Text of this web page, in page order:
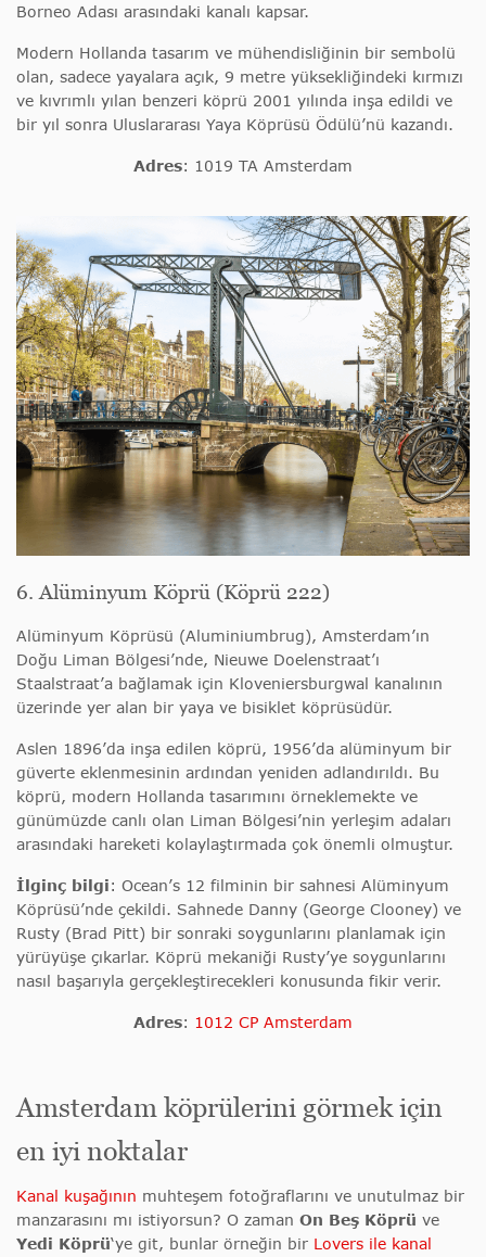
Borneo Adası arasındaki kanalı kapsar.
Modern Hollanda tasarım ve mühendisliğinin bir sembolü
olan, sadece yayalara açık, 9 metre yüksekliğindeki kırmızı
ve kıvrımlı yılan benzeri köprü 2001 yılında inşa edildi ve
bir yıl sonra Uluslararası Yaya Köprüsü Ödülü’nü kazandı.
Adres: 1019 TA Amsterdam
6. Alüminyum Köprü (Köprü 222)
Alüminyum Köprüsü (Aluminiumbrug), Amsterdam’ın
Doğu Liman Bölgesi’nde, Nieuwe Doelenstraat’ı
Staalstraat’a bağlamak için Kloveniersburgwal kanalının
üzerinde yer alan bir yaya ve bisiklet köprüsüdür.
Aslen 1896’da inşa edilen köprü, 1956’da alüminyum bir
güverte eklenmesinin ardından yeniden adlandırıldı. Bu
köprü, modern Hollanda tasarımını örneklemekte ve
günümüzde canlı olan Liman Bölgesi’nin yerleşim adaları
arasındaki hareketi kolaylaştırmada çok önemli olmuştur.
İlginç bilgi: Ocean’s 12 filminin bir sahnesi Alüminyum
Köprüsü’nde çekildi. Sahnede Danny (George Clooney) ve
Rusty (Brad Pitt) bir sonraki soygunlarını planlamak için
yürüyüşe çıkarlar. Köprü mekaniği Rusty’ye soygunlarını
nasıl başarıyla gerçekleştirecekleri konusunda fikir verir.
Adres: 1012 CP Amsterdam
Amsterdam köprülerini görmek için
en iyi noktalar
Kanal kuşağının muhteşem fotoğraflarını ve unutulmaz bir
manzarasını mı istiyorsun? O zaman On Beş Köprü ve
Yedi Köprü‘ye git, bunlar örneğin bir Lovers ile kanal